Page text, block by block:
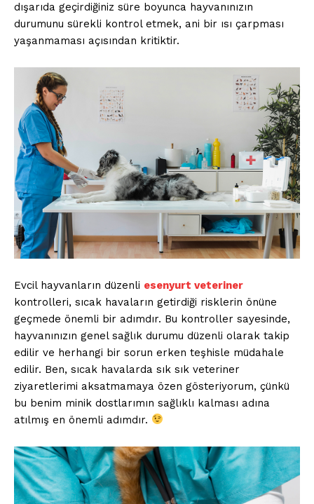
dışarıda geçirdiğiniz süre boyunca hayvanınızın
durumunu sürekli kontrol etmek, ani bir ısı çarpması
yaşanmaması açısından kritiktir.
Evcil hayvanların düzenli esenyurt veteriner
kontrolleri, sıcak havaların getirdiği risklerin önüne
geçmede önemli bir adımdır. Bu kontroller sayesinde,
hayvanınızın genel sağlık durumu düzenli olarak takip
edilir ve herhangi bir sorun erken teşhisle müdahale
edilir. Ben, sıcak havalarda sık sık veteriner
ziyaretlerimi aksatmamaya özen gösteriyorum, çünkü
bu benim minik dostlarımın sağlıklı kalması adına
atılmış en önemli adımdır.